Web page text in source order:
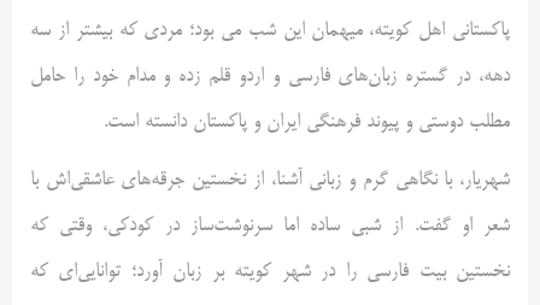
پاکستانی اهل کویته، میهمان این شب می بود؛ مردی که بیشتر از سه
دهه، در گستره‌ زبان‌های فارسی و اردو قلم زده و مدام خود را حامل
مطلب دوستی و پیوند فرهنگی ایران و پاکستان دانسته است.
شهریار، با نگاهی گرم و زبانی آشنا، از نخستین جرقه‌های عاشقی‌اش با
شعر او گفت. از شبی ساده اما سرنوشت‌ساز در کودکی، وقتی که
نخستین بیت فارسی را در شهر کویته بر زبان آورد؛ توانایی‌ای که